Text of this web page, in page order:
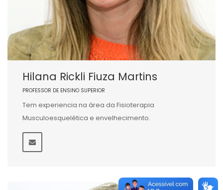
Hilana Rickli Fiuza Martins
PROFESSOR DE ENSINO SUPERIOR
Tem experiencia na área da Fisioterapia
Musculoesquelética e envelhecimento.